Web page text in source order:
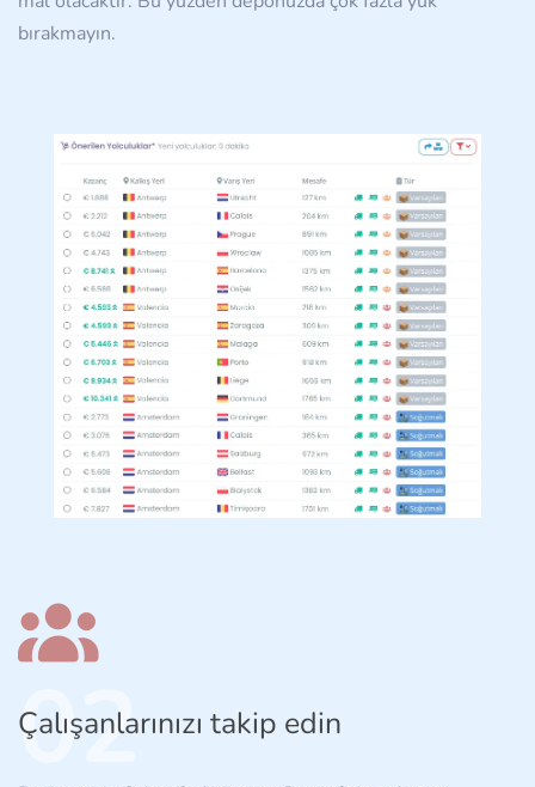
bırakmayın.
02
Çalışanlarınızı takip edin